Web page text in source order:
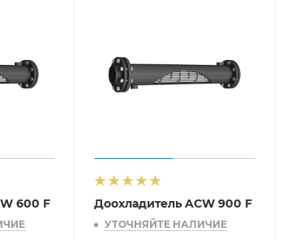
600 F Доохладитель ACW 900 F
УТОЧНЯЙТЕ НАЛИЧИЕ